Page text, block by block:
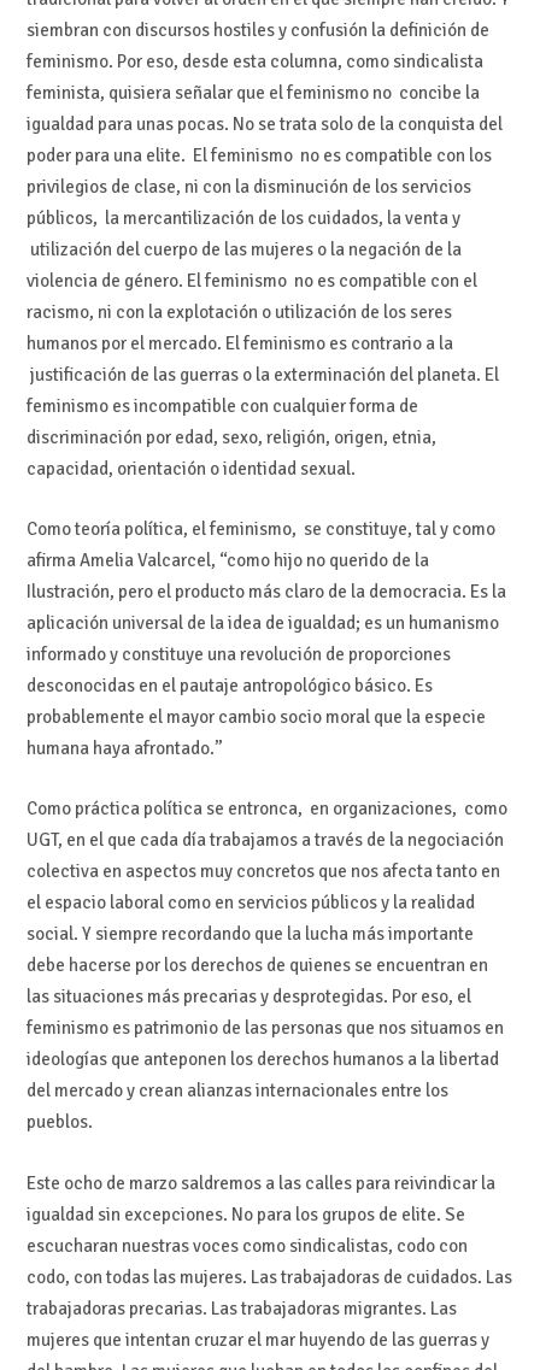
siembran con discursos hostiles y confusión la definición de
feminismo. Por eso, desde esta columna, como sindicalista
feminista, quisiera señalar que el feminismo no concibe la
igualdad para unas pocas. No se trata solo de la conquista del
poder para una elite. El feminismo no es compatible con los
privilegios de clase, ni con la disminución de los servicios
públicos, la mercantilización de los cuidados, la venta y
utilización del cuerpo de las mujeres o la negación de la
violencia de género. El feminismo no es compatible con el
racismo, ni con la explotación o utilización de los seres
humanos por el mercado. El feminismo es contrario a la
justificación de las guerras o la exterminación del planeta. El
feminismo es incompatible con cualquier forma de
discriminación por edad, sexo, religión, origen, etnia,
capacidad, orientación o identidad sexual.
Como teoría política, el feminismo, se constituye, tal y como
afirma Amelia Valcarcel, “como hijo no querido de la
Ilustración, pero el producto más claro de la democracia. Es la
aplicación universal de la idea de igualdad; es un humanismo
informado y constituye una revolución de proporciones
desconocidas en el pautaje antropológico básico. Es
probablemente el mayor cambio socio moral que la especie
humana haya afrontado.”
Como práctica política se entronca, en organizaciones, como
UGT, en el que cada día trabajamos a través de la negociación
colectiva en aspectos muy concretos que nos afecta tanto en
el espacio laboral como en servicios públicos y la realidad
social. Y siempre recordando que la lucha más importante
debe hacerse por los derechos de quienes se encuentran en
las situaciones más precarias y desprotegidas. Por eso, el
feminismo es patrimonio de las personas que nos situamos en
ideologías que anteponen los derechos humanos a la libertad
del mercado y crean alianzas internacionales entre los
pueblos.
Este ocho de marzo saldremos a las calles para reivindicar la
igualdad sin excepciones. No para los grupos de elite. Se
escucharan nuestras voces como sindicalistas, codo con
codo, con todas las mujeres. Las trabajadoras de cuidados. Las
trabajadoras precarias. Las trabajadoras migrantes. Las
mujeres que intentan cruzar el mar huyendo de las guerras y